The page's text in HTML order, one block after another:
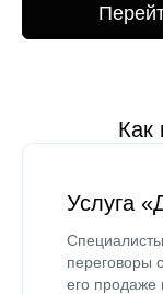
Как
Услуга
переговоры
его продаже